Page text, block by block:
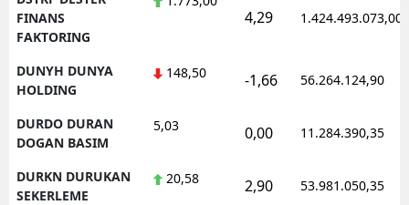
FINANS
FAKTORING
4,29 1.424.493.073,00
DUNYH DUNYA
HOLDING
148,50 -1,66 56.264.124,90
DURDO DURAN
DOGAN BASIM
5,03 0,00 11.284.390,35
DURKN DURUKAN
SEKERLEME
20,58 2,90 53.981.050,35